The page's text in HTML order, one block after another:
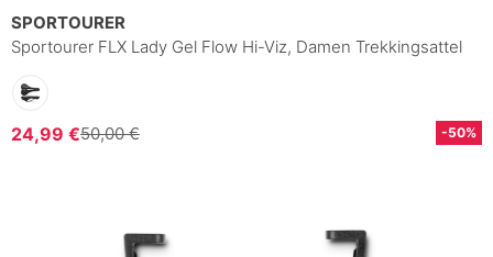
SPORTOURER
Sportourer FLX Lady Gel Flow Hi-Viz, Damen Trekkingsattel
24,99 €50,00 € -50%